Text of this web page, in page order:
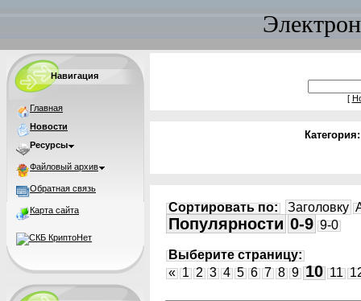
Навигация
Главная
Новости
Ресурсы
Файловый архив
Обратная связь
Карта сайта
[
Сортировать по: Заголовку
Популярности 0-9 9-0
Выберите страницу:
« 1 2 3 4 5 6 7 8 9 10 11